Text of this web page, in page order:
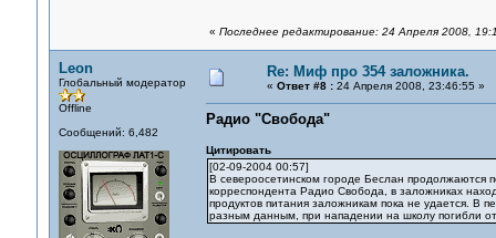
« Последнее редактирование: 24 Апреля 2008,
Leon
Глобальный модератор
Offline
Сообщений: 6,482
Re: Миф про 354 заложника.
« Ответ #8 :24 Апреля 2008, 23:46:55 »
Радио "Свобода"
Цитировать
[02-09-2004 00:57]
В североосетинском городе Беслан продолжаются
корреспондента Радио Свобода, в заложниках
продуктов питания заложникам пока не удается. В
разным данным, при нападении на школу погибли